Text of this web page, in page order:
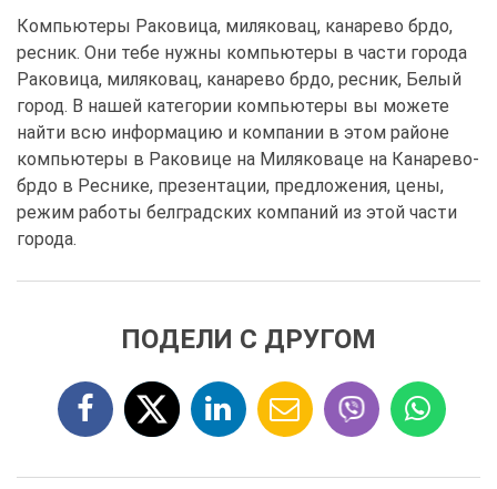
Компьютеры Раковица, миляковац, канарево брдо,
ресник. Они тебе нужны компьютеры в части города
Раковица, миляковац, канарево брдо, ресник, Белый
город. В нашей категории компьютеры вы можете
найти всю информацию и компании в этом районе
компьютеры в Раковице на Миляковаце на Канарево-
брдо в Реснике, презентации, предложения, цены,
режим работы белградских компаний из этой части
города.
ПОДЕЛИ С ДРУГОМ